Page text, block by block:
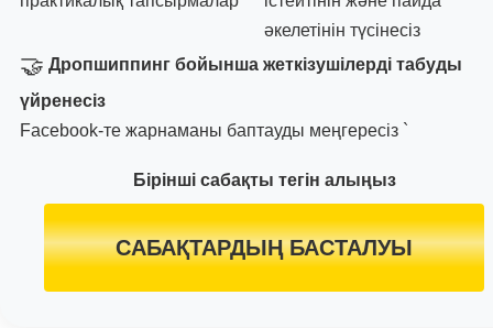
әкелетінін түсінесіз
🤝 Дропшиппинг бойынша жеткізушілерді табуды
үйренесіз
Facebook-те жарнаманы баптауды меңгересіз `
Бірінші сабақты тегін алыңыз
САБАҚТАРДЫҢ БАСТАЛУЫ